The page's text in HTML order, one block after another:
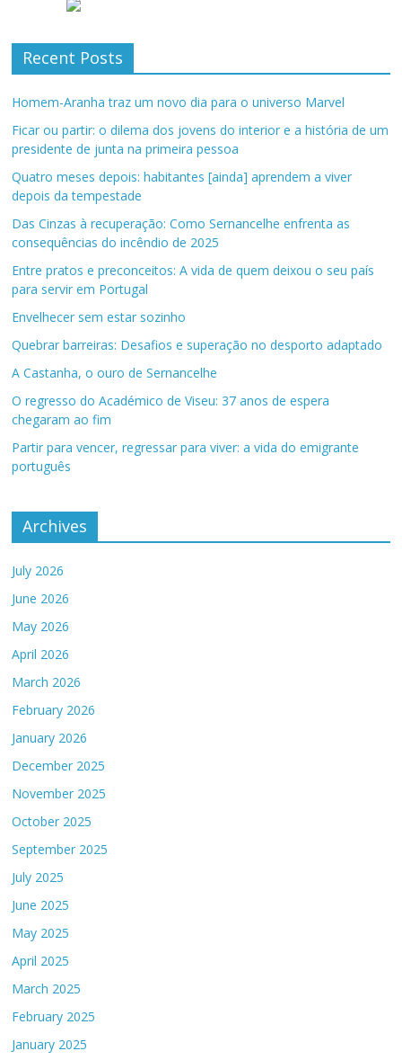
Recent Posts
Homem-Aranha traz um novo dia para o universo Marvel
Ficar ou partir: o dilema dos jovens do interior e a história de um
presidente de junta na primeira pessoa
Quatro meses depois: habitantes [ainda] aprendem a viver
depois da tempestade
Das Cinzas à recuperação: Como Sernancelhe enfrenta as
consequências do incêndio de 2025
Entre pratos e preconceitos: A vida de quem deixou o seu país
para servir em Portugal
Envelhecer sem estar sozinho
Quebrar barreiras: Desafios e superação no desporto adaptado
A Castanha, o ouro de Sernancelhe
O regresso do Académico de Viseu: 37 anos de espera
chegaram ao fim
Partir para vencer, regressar para viver: a vida do emigrante
português
Archives
July 2026
June 2026
May 2026
April 2026
March 2026
February 2026
January 2026
December 2025
November 2025
October 2025
September 2025
July 2025
June 2025
May 2025
April 2025
March 2025
February 2025
January 2025